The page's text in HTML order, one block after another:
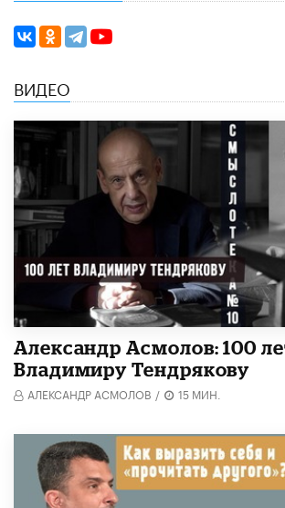
ВИДЕО
Александр Асмолов: 100
Владимиру Тендрякову
АЛЕКСАНДР АСМОЛОВ / 15 МИН.